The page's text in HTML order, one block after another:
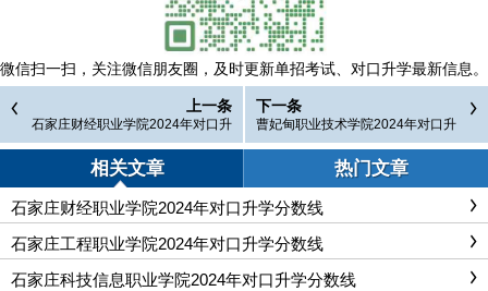
微信扫一扫， 关注微信朋友圈，及时更新单招考试、对口升学最新信息。
上一条
石家庄财经职业学院2024年对口升
学分数线
下一条
曹妃甸职业技术学院2024年对口升
学分数线
相关文章 热门文章
石家庄财经职业学院2024年对口升学分数线
石家庄工程职业学院2024年对口升学分数线
石家庄科技信息职业学院2024年对口升学分数线